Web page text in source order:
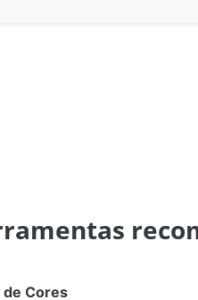
Cores